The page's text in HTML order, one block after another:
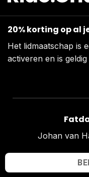
20% korting op al
Het lidmaatschap is
activeren en is
Johan van